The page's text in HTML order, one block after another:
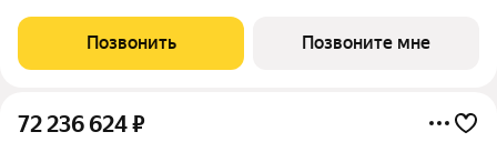
западе Москвы от специализированного застройщика
«Сияние». Комплекс расположен всего
Позвонить Позвоните мне
72 236 624₽